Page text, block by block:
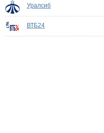
Уралсиб
ВТБ24